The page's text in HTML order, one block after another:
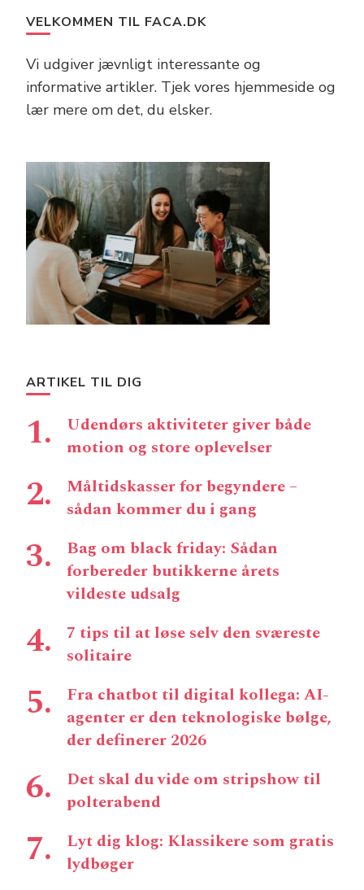
VELKOMMEN TIL FACA.DK
Vi udgiver jævnligt interessante og
informative artikler. Tjek vores hjemmeside og
lær mere om det, du elsker.
ARTIKEL TIL DIG
Udendørs aktiviteter giver både
motion og store oplevelser
Måltidskasser for begyndere –
sådan kommer du i gang
Bag om black friday: Sådan
forbereder butikkerne årets
vildeste udsalg
7 tips til at løse selv den sværeste
solitaire
Fra chatbot til digital kollega: AI-
agenter er den teknologiske bølge,
der definerer 2026
Det skal du vide om stripshow til
polterabend
Lyt dig klog: Klassikere som gratis
lydbøger